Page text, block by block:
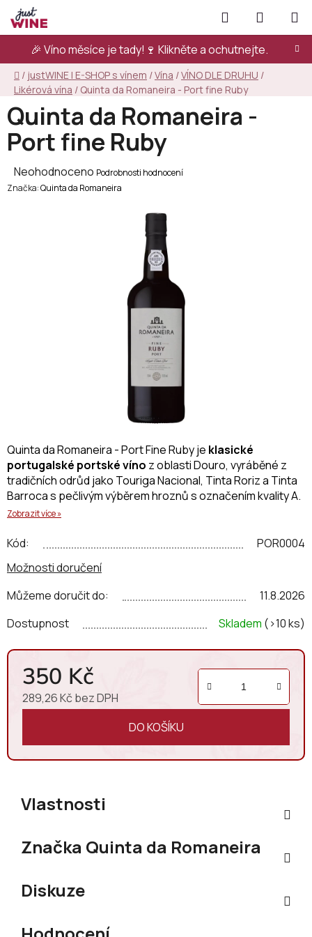
Přejít
na
obsah
🎉 Víno měsíce je tady!🍷 Klikněte a ochutnejte.
Hledat
KOŠÍK
Domů
/ justWINE | E-SHOP s vínem /Vína /VÍNO DLE DRUHU /
Likérová vína / Quinta da Romaneira - Port fine Ruby
Quinta da Romaneira - Port Fine Ruby je klasické
portugalské portské víno z oblasti Douro, vyráběné z
tradičních odrůd jako Touriga Nacional, Tinta Roriz a Tinta
Barroca s pečlivým výběrem hroznů s označením kvality A.
červeného ovoce, lesních květů a koření.
V chuti je
Zobrazit více »
Dostupnost Skladem (>10 ks)
Můžeme doručit do: 11.8.2026
Možnosti doručení
Kód: POR0004
350 Kč
289,26 Kč bez DPH
DO KOŠÍKU
Quinta da Romaneira -
Port fine Ruby
Průměrné
hodnocení
Neohodnoceno Podrobnosti hodnocení
Značka:Quinta da Romaneira
Vlastnosti
Značka Quinta da Romaneira
Diskuze